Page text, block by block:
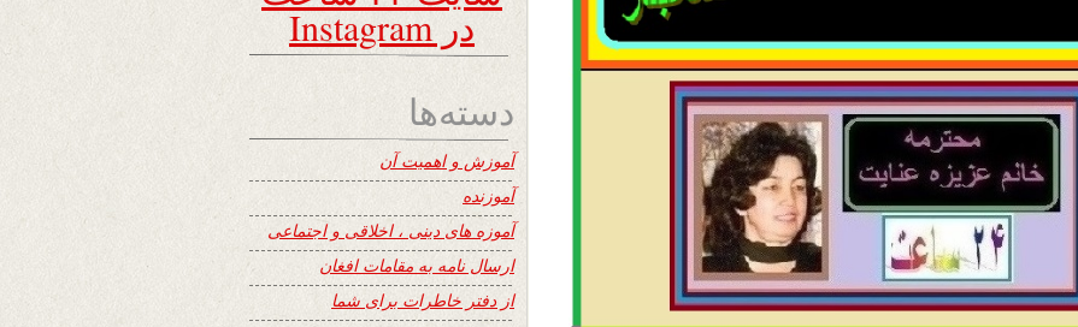
در Instagram
دسته‌ها
آموزش و اهمیت آن
آموزنده
آموزه های دینی ، اخلاقی و اجتماعی
ارسال نامه به مقامات افغان
از دفتر خاطرات برای شما